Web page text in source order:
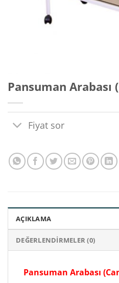
Pansuman Arabası
Fiyat sor
AÇIKLAMA
DEĞERLENDIRMELER (0)
Pansuman Arabası